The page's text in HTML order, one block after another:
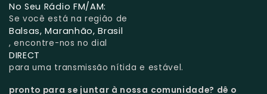
No Seu Rádio FM/AM:
Se você está na região de
Balsas, Maranhão, Brasil
, encontre-nos no dial
DIRECT
para uma transmissão nítida e estável.
pronto para se juntar à nossa comunidade? dê o